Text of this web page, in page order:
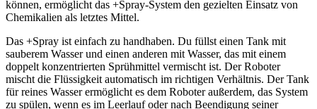
können, ermöglicht das +Spray-System den gezielten Einsatz von
Chemikalien als letztes Mittel.
Das +Spray ist einfach zu handhaben. Du füllst einen Tank mit
sauberem Wasser und einen anderen mit Wasser, das mit einem
doppelt konzentrierten Sprühmittel vermischt ist. Der Roboter
mischt die Flüssigkeit automatisch im richtigen Verhältnis. Der Tank
für reines Wasser ermöglicht es dem Roboter außerdem, das System
zu spülen, wenn es im Leerlauf oder nach Beendigung seiner